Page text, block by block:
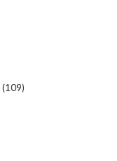
(109)